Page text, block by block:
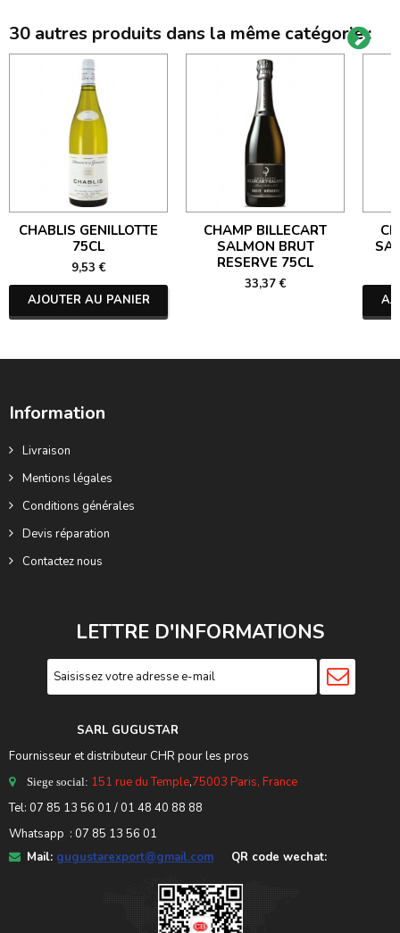
30 autres produits dans la même catégorie :
CHABLIS GENILLOTTE
75CL
9,53 €
AJOUTER AU PANIER
CHAMP BILLECART
SALMON BRUT
RESERVE 75CL
33,37 €
Information
Livraison
Mentions légales
Conditions générales
Devis réparation
Contactez nous
LETTRE D'INFORMATIONS
SARL GUGUSTAR
Fournisseur et distributeur CHR pour les pros
Siege social: 151 rue du Temple,75003 Paris, France
Tel: 07 85 13 56 01 / 01 48 40 88 88
Whatsapp : 07 85 13 56 01
Mail: gugustarexport@gmail.com QR code wechat: